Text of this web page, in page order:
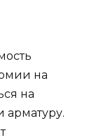
на
на
арматуру.